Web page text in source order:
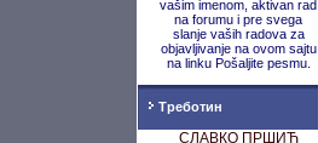
vašim imenom, aktivan rad
na forumu i pre svega
slanje vaših radova za
objavljivanje na ovom sajtu
na linku Pošaljite pesmu.
Треботин
СЛАВКО ПРШИЋ